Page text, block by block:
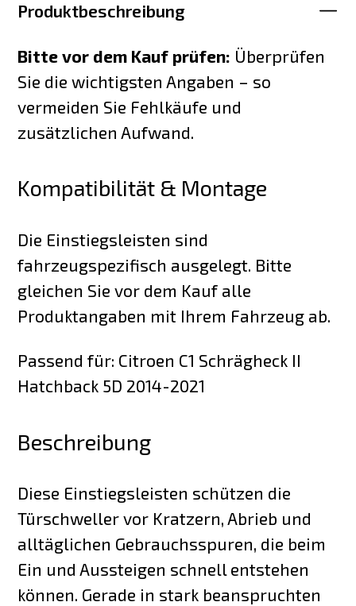
Produktbeschreibung
Bitte vor dem Kauf prüfen: Überprüfen
Sie die wichtigsten Angaben – so
vermeiden Sie Fehlkäufe und
zusätzlichen Aufwand.
Kompatibilität & Montage
Die Einstiegsleisten sind
fahrzeugspezifisch ausgelegt. Bitte
gleichen Sie vor dem Kauf alle
Produktangaben mit Ihrem Fahrzeug ab.
Passend für: Citroen C1 Schrägheck II
Hatchback 5D 2014-2021
Beschreibung
Diese Einstiegsleisten schützen die
Türschweller vor Kratzern, Abrieb und
alltäglichen Gebrauchsspuren, die beim
Ein und Aussteigen schnell entstehen
können. Gerade in stark beanspruchten